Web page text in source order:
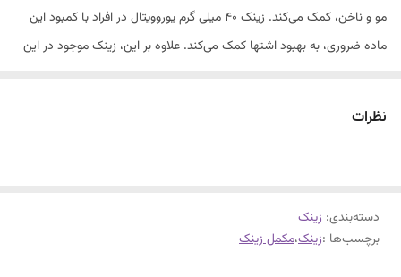
3. نقش در فرآیند رشد و ترمیم سلول‌ها
مو و ناخن، کمک می‌کند. زینک 40 میلی گرم یورو‌ویتال در افراد با کمبود این
ماده ضروری، به بهبود اشتها کمک می‌کند. علاوه بر این، زینک موجود در این
نظرات
دسته‌بندی: زینک
برچسب‌ها :زینک،مکمل زینک